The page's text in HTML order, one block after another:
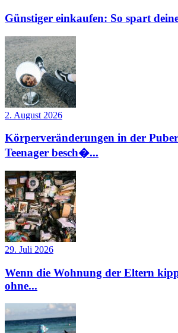
Günstiger einkaufen: So spart
2. August 2026
Körperveränderungen in der
Teenager besch�...
29. Juli 2026
Wenn die Wohnung der Eltern
ohne...